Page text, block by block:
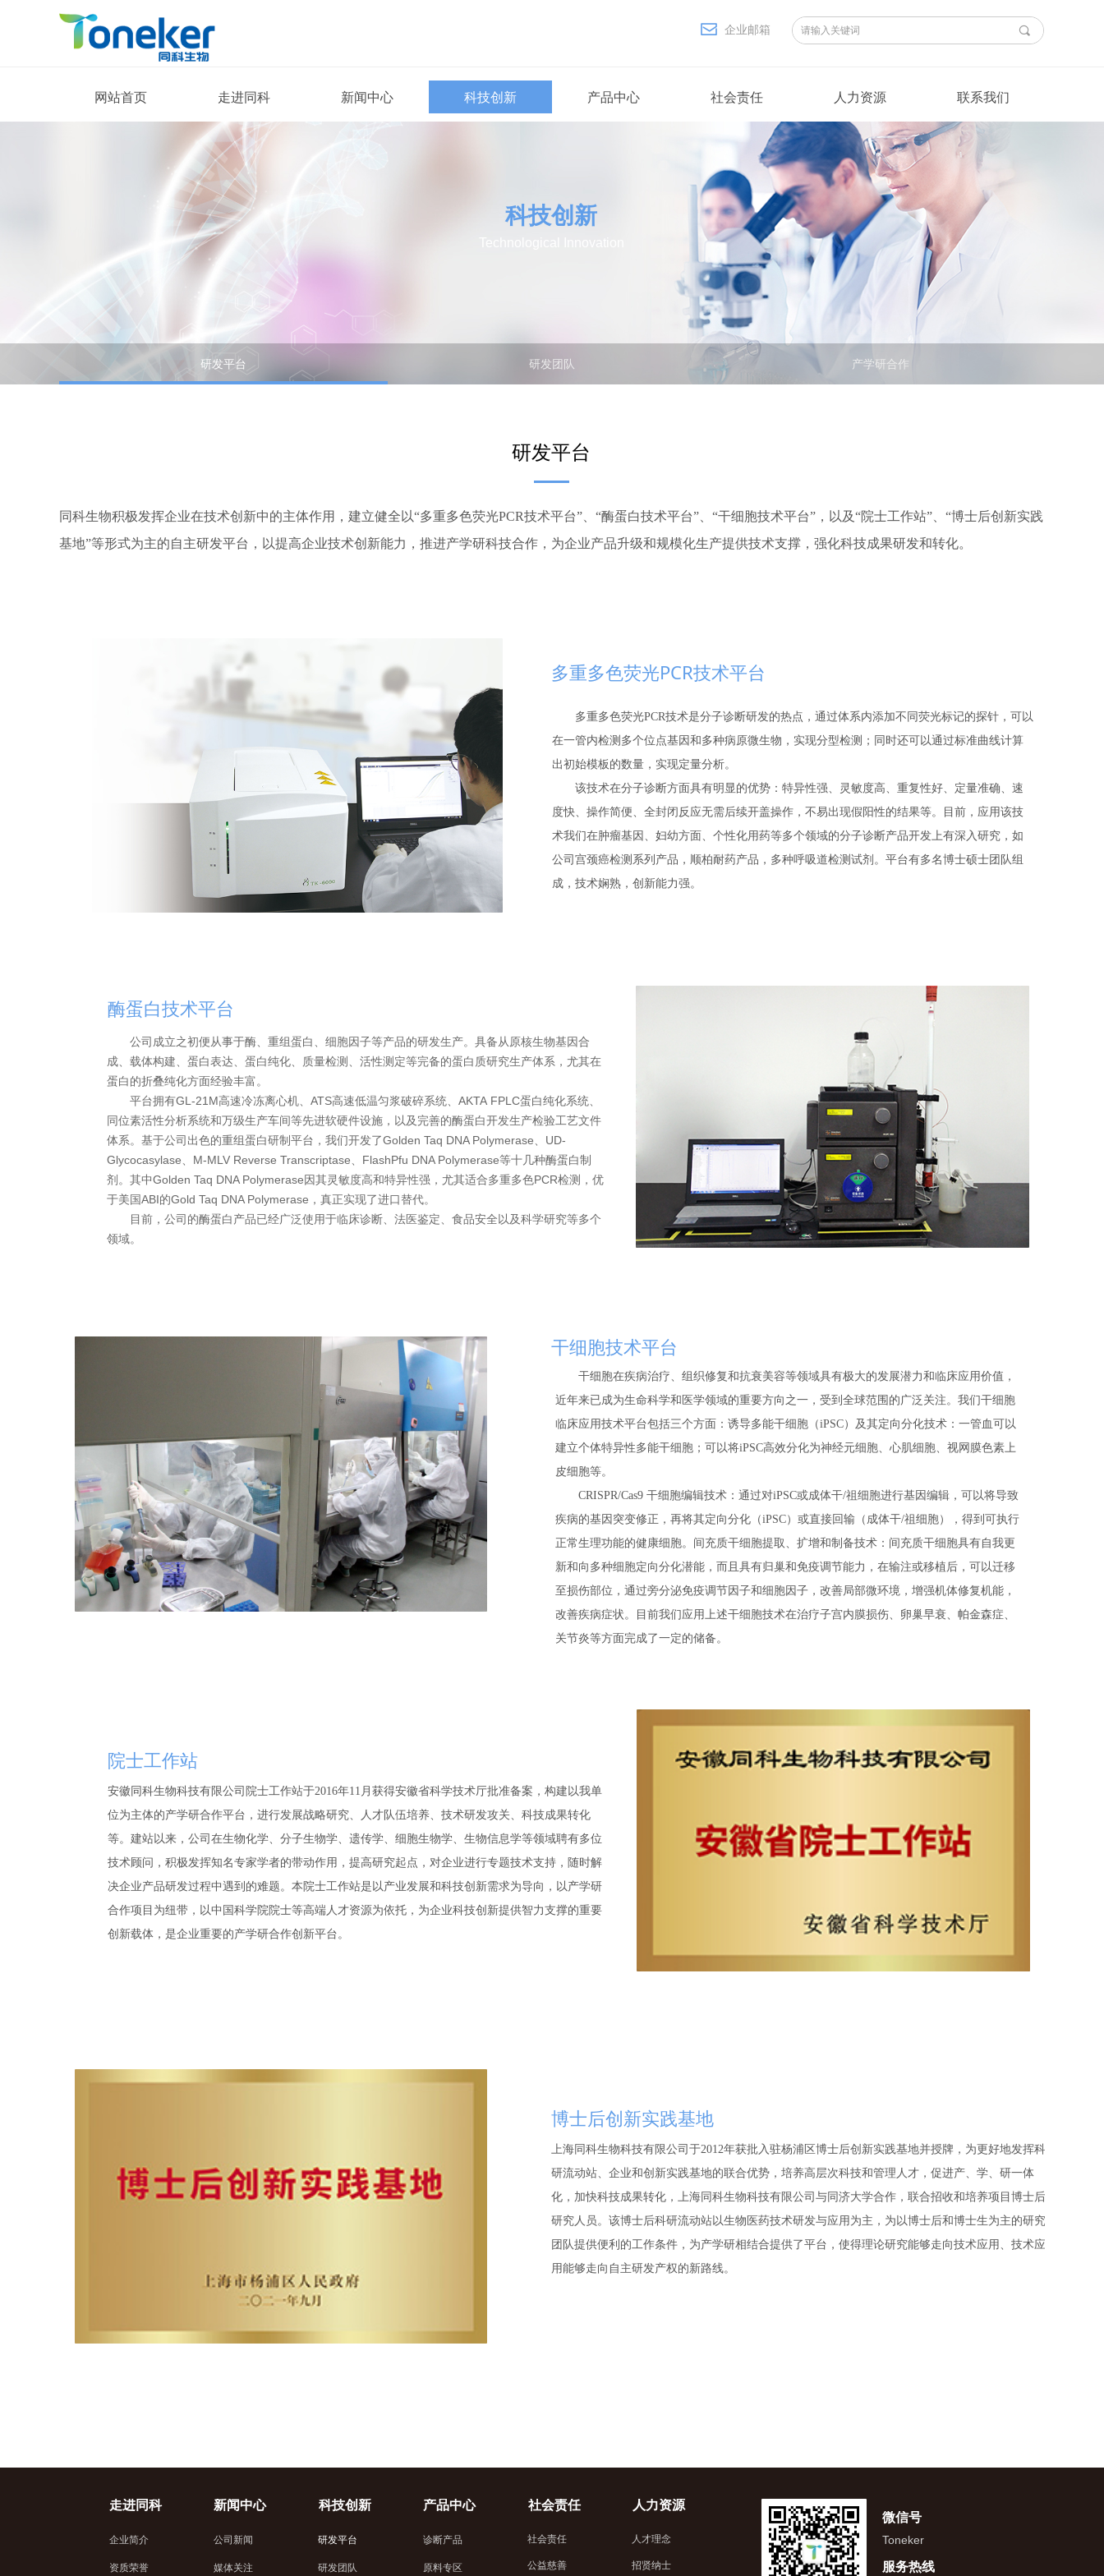
网站首页 走进同科 新闻中心 科技创新 产品中心 社会责任 人力资源 联系我们
ꂘ 끠
企业邮箱
科技创新
研发平台 研发团队 产学研合作
同科生物积极发挥企业在技术创新中的主体作用，建立健全以“多重多色荧光PCR技术平台”、“酶蛋白技术平台”、“干细胞技术平台”，以及“院士工作站”、“博士后创新实践
基地”等形式为主的自主研发平台，以提高企业技术创新能力，推进产学研科技合作，为企业产品升级和规模化生产提供技术支撑，强化科技成果研发和转化。
研发平台
多重多色荧光PCR技术是分子诊断研发的热点，通过体系内添加不同荧光标记的探针，可以
在一管内检测多个位点基因和多种病原微生物，实现分型检测；同时还可以通过标准曲线计算
出初始模板的数量，实现定量分析。
该技术在分子诊断方面具有明显的优势：特异性强、灵敏度高、重复性好、定量准确、速
度快、操作简便、全封闭反应无需后续开盖操作，不易出现假阳性的结果等。目前，应用该技
术我们在肿瘤基因、妇幼方面、个性化用药等多个领域的分子诊断产品开发上有深入研究，如
公司宫颈癌检测系列产品，顺柏耐药产品，多种呼吸道检测试剂。平台有多名博士硕士团队组
成，技术娴熟，创新能力强。
多重多色荧光PCR技术平台
公司成立之初便从事于酶、重组蛋白、细胞因子等产品的研发生产。具备从原核生物基因合
成、载体构建、蛋白表达、蛋白纯化、质量检测、活性测定等完备的蛋白质研究生产体系，尤其在
蛋白的折叠纯化方面经验丰富。
平台拥有GL-21M高速冷冻离心机、ATS高速低温匀浆破碎系统、AKTA FPLC蛋白纯化系统、
同位素活性分析系统和万级生产车间等先进软硬件设施，以及完善的酶蛋白开发生产检验工艺文件
体系。 基于公司出色的重组蛋白研制平台，我们开发了Golden Taq DNA Polymerase、UD-
Glycocasylase、M-MLV Reverse Transcriptase、FlashPfu DNA Polymerase等十几种酶蛋白制
剂。其中Golden Taq DNA Polymerase因其灵敏度高和特异性强，尤其适合多重多色PCR检测，优
于美国ABI的Gold Taq DNA Polymerase，真正实现了进口替代。
目前，公司的酶蛋白产品已经广泛使用于临床诊断、法医鉴定、食品安全以及科学研究等多个
领域。
酶蛋白技术平台
干细胞在疾病治疗、组织修复和抗衰美容等领域具有极大的发展潜力和临床应用价值，
近年来已成为生命科学和医学领域的重要方向之一，受到全球范围的广泛关注。我们干细胞
临床应用技术平台包括三个方面：诱导多能干细胞（iPSC）及其定向分化技术：一管血可以
建立个体特异性多能干细胞；可以将iPSC高效分化为神经元细胞、心肌细胞、视网膜色素上
皮细胞等。
CRISPR/Cas9 干细胞编辑技术：通过对iPSC或成体干/祖细胞进行基因编辑，可以将导致
疾病的基因突变修正，再将其定向分化（iPSC）或直接回输（成体干/祖细胞），得到可执行
正常生理功能的健康细胞。 间充质干细胞提取、扩增和制备技术：间充质干细胞具有自我更
新和向多种细胞定向分化潜能，而且具有归巢和免疫调节能力，在输注或移植后，可以迁移
至损伤部位，通过旁分泌免疫调节因子和细胞因子，改善局部微环境，增强机体修复机能，
改善疾病症状。目前我们应用上述干细胞技术在治疗子宫内膜损伤、卵巢早衰、帕金森症、
关节炎等方面完成了一定的储备。
干细胞技术平台
安徽同科生物科技有限公司院士工作站于2016年11月获得安徽省科学技术厅批准备案，构建以我单
位为主体的产学研合作平台，进行发展战略研究、人才队伍培养、技术研发攻关、科技成果转化
等。建站以来，公司在生物化学、分子生物学、遗传学、细胞生物学、生物信息学等领域聘有多位
技术顾问，积极发挥知名专家学者的带动作用，提高研究起点，对企业进行专题技术支持，随时解
决企业产品研发过程中遇到的难题。本院士工作站是以产业发展和科技创新需求为导向，以产学研
合作项目为纽带，以中国科学院院士等高端人才资源为依托，为企业科技创新提供智力支撑的重要
创新载体，是企业重要的产学研合作创新平台。
院士工作站
上海同科生物科技有限公司于2012年获批入驻杨浦区博士后创新实践基地并授牌，为更好地发挥科
研流动站、企业和创新实践基地的联合优势，培养高层次科技和管理人才，促进产、学、研一体
化，加快科技成果转化，上海同科生物科技有限公司与同济大学合作，联合招收和培养项目博士后
研究人员。该博士后科研流动站以生物医药技术研发与应用为主，为以博士后和博士生为主的研究
团队提供便利的工作条件，为产学研相结合提供了平台，使得理论研究能够走向技术应用、技术应
用能够走向自主研发产权的新路线。
博士后创新实践基地
走进同科
企业简介
资质荣誉
公司新闻
媒体关注
新闻中心
研发平台
研发团队
科技创新
诊断产品
原料专区
产品中心
社会责任
公益慈善
社会责任
人才理念
招贤纳士
人力资源
微信号
Toneker
服务热线